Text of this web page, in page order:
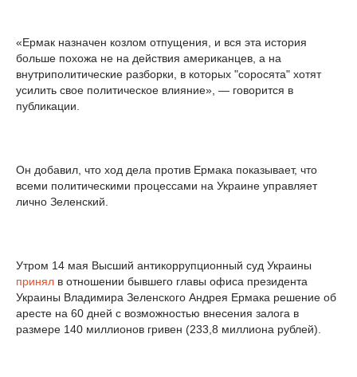
«Ермак назначен козлом отпущения, и вся эта история
больше похожа не на действия американцев, а на
внутриполитические разборки, в которых "соросята" хотят
усилить свое политическое влияние», — говорится в
публикации.
Он добавил, что ход дела против Ермака показывает, что
всеми политическими процессами на Украине управляет
лично Зеленский.
Утром 14 мая Высший антикоррупционный суд Украины
принял в отношении бывшего главы офиса президента
Украины Владимира Зеленского Андрея Ермака решение об
аресте на 60 дней с возможностью внесения залога в
размере 140 миллионов гривен (233,8 миллиона рублей).